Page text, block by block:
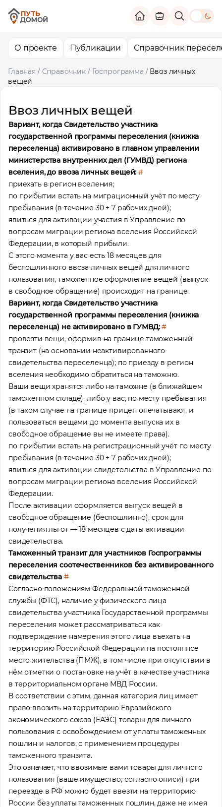
theme
О проекте Публикации Справочник
Главная / Справочник / Госпрограмма / Ввоз личных
вещей
Ввоз личных вещей
Вариант, когда Свидетельство участника
государственной программы переселения (книжка
переселенца) активировано в главном управлении
министерства внутренних дел (ГУМВД) региона
вселения, до ввоза личных вещей: #
приехать в регион вселения;
по прибытии встать на миграционный учёт по месту
пребывания (в течение 30 + 7 рабочих дней);
явиться для активации участия в Управление по
вопросам миграции региона вселения Российской
Федерации, в который прибыли.
С этого момента у вас есть 18 месяцев для
беспошлинного ввоза личных вещей для личного
пользования, таможенное оформление вещей (выпуск
в свободное обращение) происходит на границе.
Вариант, когда Свидетельство участника
государственной программы переселения (книжка
переселенца) не активировано в ГУМВД: #
провезти вещи, оформив на границе таможенный
транзит (на основании неактивированного
свидетельства переселенца); по приезду в регион
вселения необходимо обратиться на таможню.
Ваши вещи хранятся либо на таможне (в ближайшем
таможенном складе), либо у вас, по месту пребывания
(в таком случае на границе прицеп опечатывают, и
пользоваться вещами до момента выпуска их в
свободное обращение вы не имеете права).
по прибытии встать на регистрационный учёт по месту
пребывания (в течение 30 + 7 рабочих дней);
явиться для активации свидетельства в Управление по
вопросам миграции региона вселения Российской
Федерации.
После активации оформляется выпуск вещей в
свободное обращение (беспошлинно), срок для
получения льгот — 18 месяцев с даты активации
свидетельства.
Таможенный транзит для участников Госпрограммы
переселения соотечественников без активированного
свидетельства #
Согласно положениям Федеральной таможенной
службы (ФТС), наличие у физического лица
свидетельства участника Государственной программы
переселения может рассматриваться как
подтверждение намерения этого лица въехать на
территорию Российской Федерации на постоянное
место жительства (ПМЖ), в том числе при отсутствии в
нём отметки о постановке на учёт в качестве участника
в территориальном органе МВД России.
В соответствии с этим, данная категория лиц имеет
право ввозить на территорию Евразийского
экономического союза (ЕАЭС) товары для личного
пользования с освобождением от уплаты таможенных
пошлин и налогов, с применением процедуры
таможенного транзита.
Это означает, что ввозимые вами товары для личного
пользования (ваше имущество, согласно описи) при
переезде в РФ можно будет ввезти на территорию
России без уплаты таможенных пошлин, даже не имея